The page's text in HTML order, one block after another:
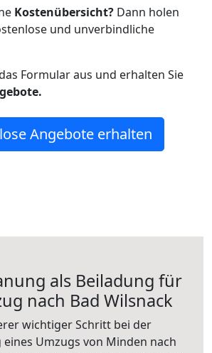
Kostenübersicht? Dann holen
und unverbindliche
Formular aus und erhalten Sie
Angebote erhalten
als Beiladung für
nach Bad Wilsnack
wichtiger Schritt bei der
Umzugs von Minden nach